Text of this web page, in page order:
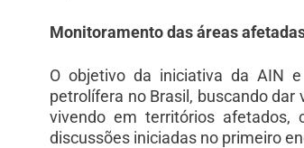
Monitoramento das áreas
O objetivo da iniciativa da AIN
petrolífera no Brasil, buscando
vivendo em territórios afetados,
discussões iniciadas no primeiro